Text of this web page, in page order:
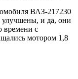
ВАЗ-217230
улучшены, и да, они
времени с
мотором 1,8